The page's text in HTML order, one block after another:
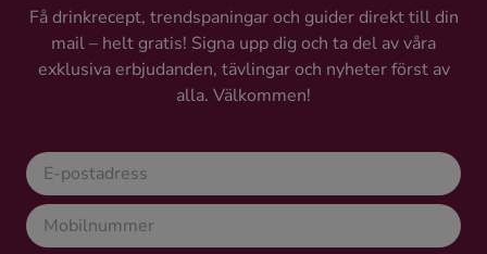
Få drinkrecept, trendspaningar och guider direkt till din
mail – helt gratis! Signa upp dig och ta del av våra
exklusiva erbjudanden, tävlingar och nyheter först av
alla. Välkommen!